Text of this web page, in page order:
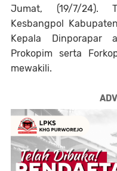
Jumat, (19/7/24).
Kesbangpol
Kepala Dinporapar
Prokopim serta
mewakili.